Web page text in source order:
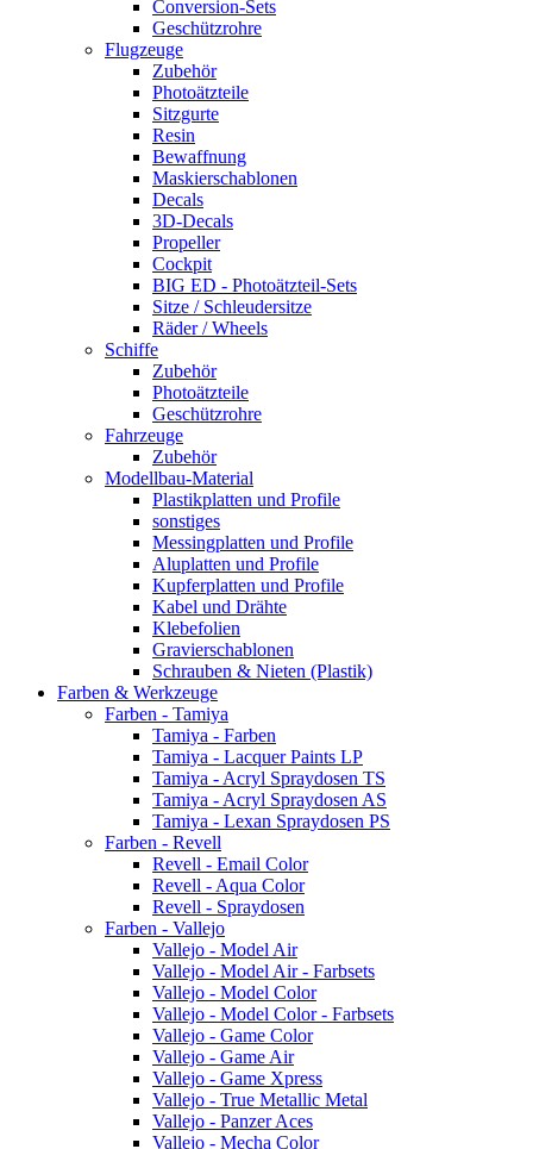
Conversion-Sets
Geschützrohre
Flugzeuge
Zubehör
Photoätzteile
Sitzgurte
Resin
Bewaffnung
Maskierschablonen
Decals
3D-Decals
Propeller
Cockpit
BIG ED - Photoätzteil-Sets
Sitze / Schleudersitze
Räder / Wheels
Schiffe
Zubehör
Photoätzteile
Geschützrohre
Fahrzeuge
Zubehör
Modellbau-Material
Plastikplatten und Profile
sonstiges
Messingplatten und Profile
Aluplatten und Profile
Kupferplatten und Profile
Kabel und Drähte
Klebefolien
Gravierschablonen
Schrauben & Nieten (Plastik)
Farben & Werkzeuge
Farben - Tamiya
Tamiya - Farben
Tamiya - Lacquer Paints LP
Tamiya - Acryl Spraydosen TS
Tamiya - Acryl Spraydosen AS
Tamiya - Lexan Spraydosen PS
Farben - Revell
Revell - Email Color
Revell - Aqua Color
Revell - Spraydosen
Farben - Vallejo
Vallejo - Model Air
Vallejo - Model Air - Farbsets
Vallejo - Model Color
Vallejo - Model Color - Farbsets
Vallejo - Game Color
Vallejo - Game Air
Vallejo - Game Xpress
Vallejo - True Metallic Metal
Vallejo - Panzer Aces
Vallejo - Mecha Color